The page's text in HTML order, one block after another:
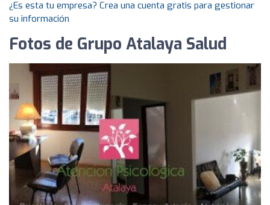
¿Es esta tu empresa? Crea una cuenta gratis para gestionar
su información
Fotos de Grupo Atalaya Salud